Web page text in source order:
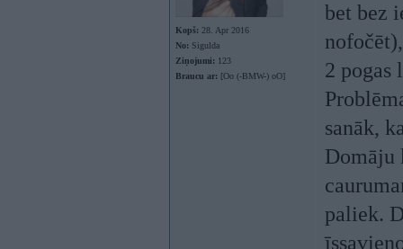
Kopš: 28. Apr 2016
No: Sigulda
Ziņojumi: 123
Braucu ar: [Oo (-BMW-) oO]
bet bez
2 pogas
sanāk,
Domāju
paliek.